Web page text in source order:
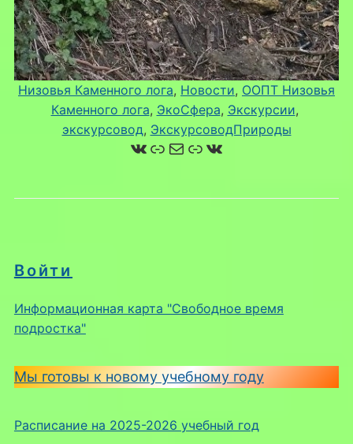
Войти
Информационная карта "Свободное время
подростка"
Мы готовы к новому учебному году
Расписание на 2025-2026 учебный год
Низовья Каменного лога, Новости, ООПТ Низовья
Каменного лога, ЭкоСфера, Экскурсии
экскурсовод, ЭкскурсоводПрироды
ВКонтакте
Ссылка
Почта
Ссылка
ВКонтакте